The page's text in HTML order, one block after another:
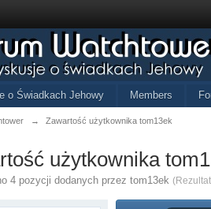
o Świadkach Jehowy Members
→ Zawartość użytkownika tom13ek
użytkownika
4 pozycji dodanych przez tom13ek